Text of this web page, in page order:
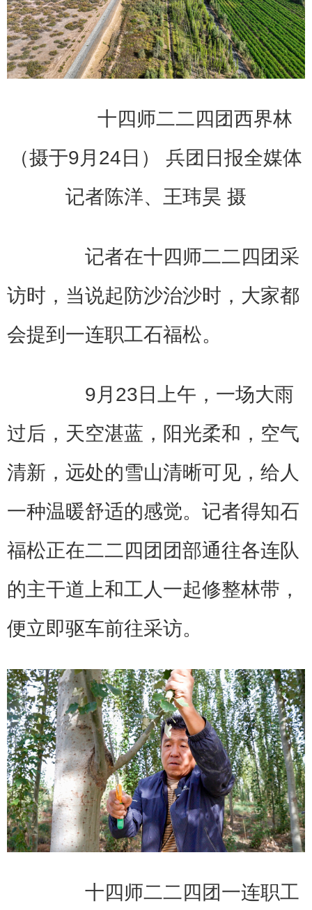
十四师二二四团西界林
（摄于9月24日） 兵团日报全媒体
记者陈洋、王玮昊 摄
记者在十四师二二四团采
访时，当说起防沙治沙时，大家都
会提到一连职工石福松。
9月23日上午，一场大雨
过后，天空湛蓝，阳光柔和，空气
清新，远处的雪山清晰可见，给人
一种温暖舒适的感觉。记者得知石
福松正在二二四团团部通往各连队
的主干道上和工人一起修整林带，
便立即驱车前往采访。
十四师二二四团一连职工